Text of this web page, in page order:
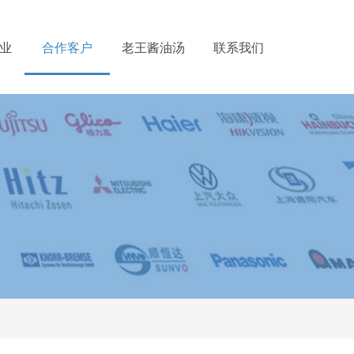
合作客户 老王酱油汤 联系我们